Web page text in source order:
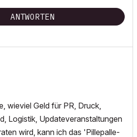
ANTWORTEN
wieviel Geld für PR, Druck,
Logistik, Updateveranstaltungen
wird, kann ich das 'Pillepalle-